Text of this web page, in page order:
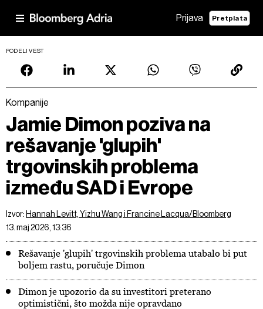
Prijava Pretplata
PODELI VEST
Kompanije
Jamie Dimon poziva na
rešavanje 'glupih'
trgovinskih problema
između SAD i Evrope
Izvor: Hannah Levitt, Yizhu Wang i Francine Lacqua/Bloomberg
13. maj 2026, 13:36
Rešavanje 'glupih' trgovinskih problema utabalo bi put
boljem rastu, poručuje Dimon
Dimon je upozorio da su investitori preterano
optimistični, što možda nije opravdano